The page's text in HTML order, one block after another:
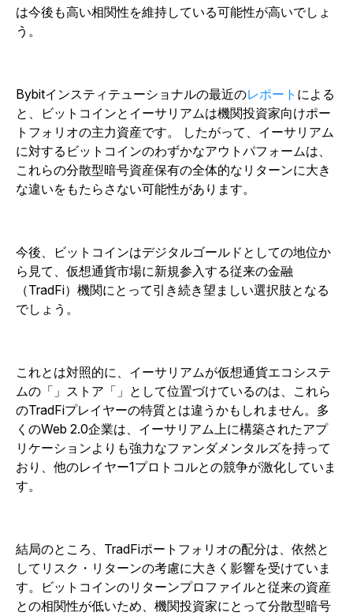
は今後も高い相関性を維持している可能性が高いでしょ
う。
Bybitインスティテューショナルの最近のレポート による
と、ビットコインとイーサリアムは機関投資家向けポー
トフォリオの主力資産です。
したがって、イーサリアム
に対するビットコインのわずかなアウトパフォームは、
これらの分散型暗号資産保有の全体的なリターンに大き
な違いをもたらさない可能性があります。
今後、ビットコインはデジタルゴールドとしての地位か
ら見て、仮想通貨市場に新規参入する従来の金融
（TradFi）機関にとって引き続き望ましい選択肢となる
でしょう。
これとは対照的に、イーサリアムが仮想通貨エコシステ
ムの「」ストア「」として位置づけているのは、これら
のTradFiプレイヤーの特質とは違うかもしれません。多
くのWeb 2.0企業は、イーサリアム上に構築されたアプ
リケーションよりも強力なファンダメンタルズを持って
おり、他のレイヤー1プロトコルとの競争が激化していま
す。
結局のところ、TradFiポートフォリオの配分は、依然と
してリスク・リターンの考慮に大きく影響を受けていま
す。ビットコインのリターンプロファイルと従来の資産
との相関性が低いため、機関投資家にとって分散型暗号